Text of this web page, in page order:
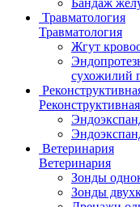
Бандаж
Травматология
Травматология
Жгут
сухожилий
Ветеринария
Ветеринария
Зонды
Зонды